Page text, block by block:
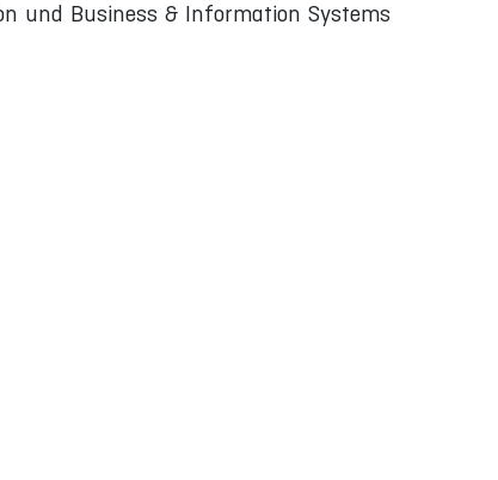
und Business & Information Systems